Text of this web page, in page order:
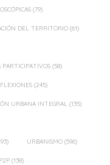
(79)
DEL TERRITORIO (61)
PARTICIPATIVOS (58)
(245)
URBANA INTEGRAL (135)
URBANISMO (596)
(138)